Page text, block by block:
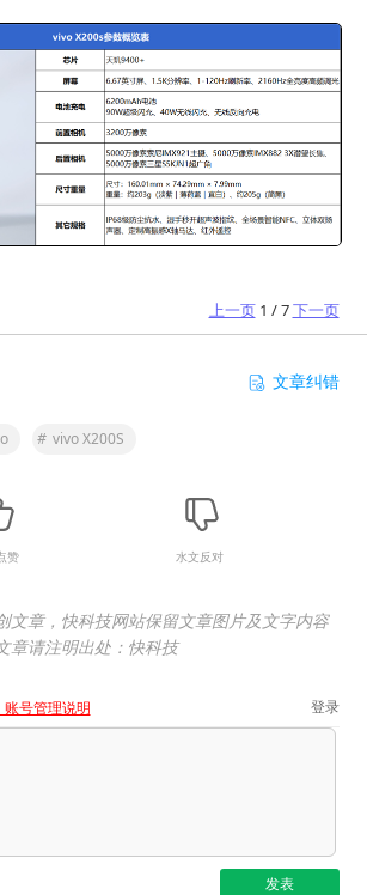
上一页1 / 7下一页
文章纠错
# vivo X200S
赞 水文反对
文章，快科技网站保留文章图片及文字内容
章请注明出处：快科技
账号管理说明 登录